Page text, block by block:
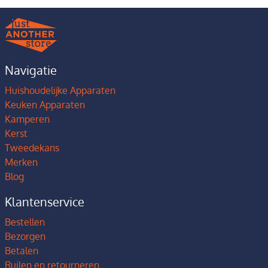
Navigatie
Huishoudelijke Apparaten
Keuken Apparaten
Kamperen
Kerst
Tweedekans
Merken
Blog
Klantenservice
Bestellen
Bezorgen
Betalen
Ruilen en retourneren